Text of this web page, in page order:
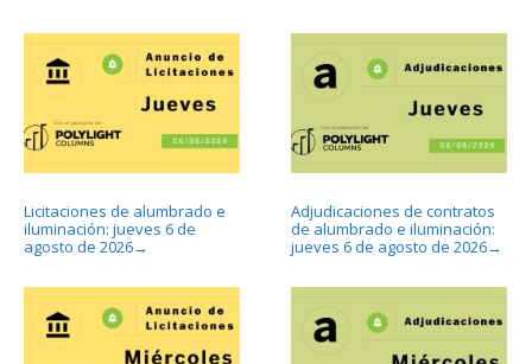
Licitaciones de alumbrado e
iluminación: jueves 6 de
agosto de 2026→
Adjudicaciones de contratos
de alumbrado e iluminación:
jueves 6 de agosto de 2026→